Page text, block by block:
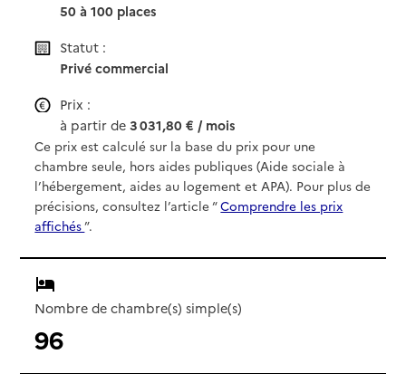
50 à 100 places
Statut :
Privé commercial
Prix :
à partir de3 031,80 € / mois
Ce prix est calculé sur la base du prix pour une
chambre seule, hors aides publiques (Aide sociale à
l’hébergement, aides au logement et APA). Pour plus de
précisions, consultez l’article “Comprendre les prix
affichés”.
Nombre de chambre(s) simple(s)
96